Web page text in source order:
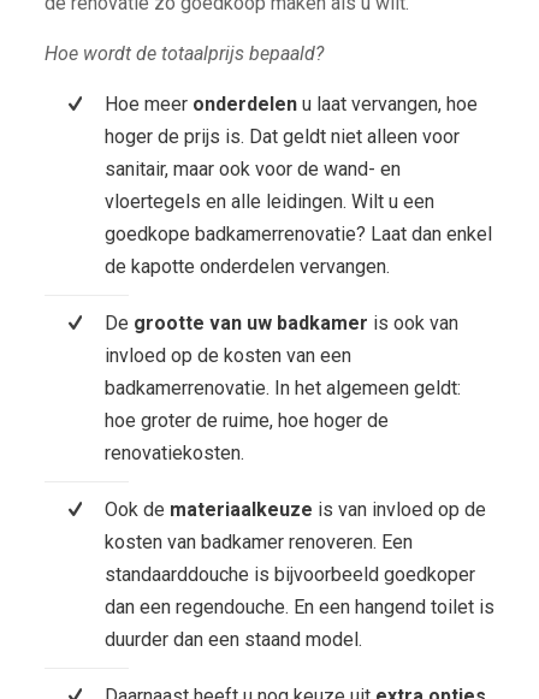
Hoe wordt de totaalprijs bepaald?
Hoe meer onderdelenu laat vervangen, hoe
hoger de prijs is. Dat geldt niet alleen voor
sanitair, maar ook voor de wand- en
vloertegels en alle leidingen. Wilt u een
goedkope badkamerrenovatie? Laat dan enkel
de kapotte onderdelen vervangen.
De grootte van uw badkamer is ook van
invloed op de kosten van een
badkamerrenovatie. In het algemeen geldt:
hoe groter de ruime, hoe hoger de
renovatiekosten.
Ook de materiaalkeuze is van invloed op de
kosten van badkamer renoveren. Een
standaarddouche is bijvoorbeeld goedkoper
dan een regendouche. En een hangend toilet is
duurder dan een staand model.